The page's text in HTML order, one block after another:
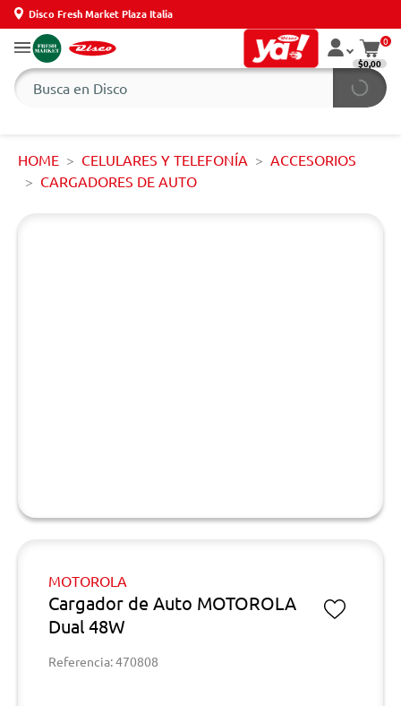
Disco Fresh Market Plaza Italia
0
$0,00
HOME CELULARES Y TELEFONÍA
ACCESORIOS
CARGADORES DE AUTO
MOTOROLA
Cargador de Auto MOTOROLA
Dual 48W
Referencia: 470808